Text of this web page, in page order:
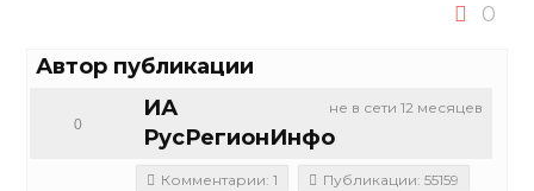
0
Автор публикации
не в сети 12 месяцев
ИА
РусРегионИнфо
0
Комментарии: 1
Публикации: 55159